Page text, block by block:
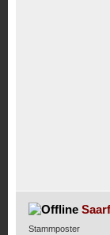
Stammposter